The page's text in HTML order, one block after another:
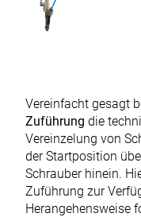
Vereinfacht gesagt
Zuführung die
Vereinzelung von
der Startposition
Schrauber hinein.
Zuführung zur
Herangehensweise